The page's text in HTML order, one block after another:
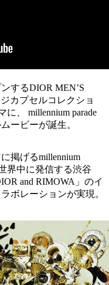
するDIOR MEN’S
カプセルコレクショ
、 millennium parade
ービーが誕生。
掲げるmillennium
界中に発信する渋谷
and RIMOWA」のイ
ボレーションが実現。